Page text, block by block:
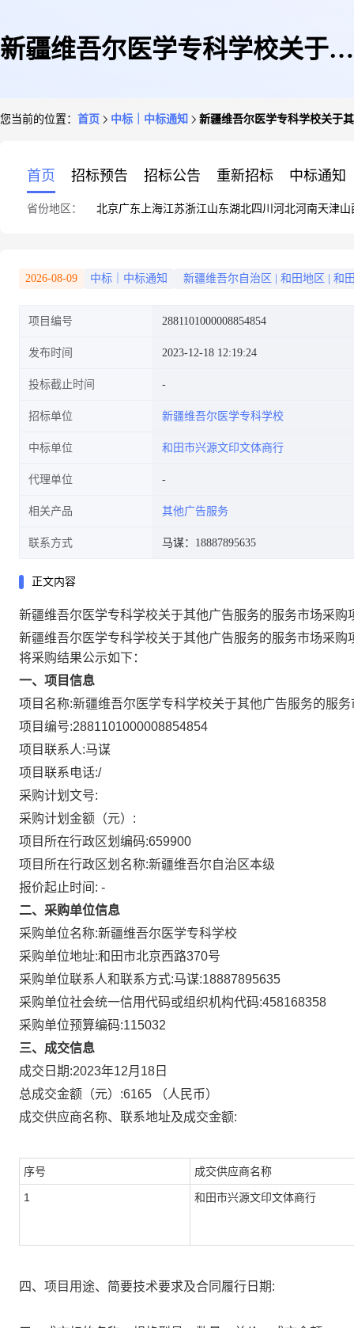
新疆维吾尔医学专科学校关于其
您当前的位置： 首页 中标｜中标通知 新疆维吾尔医学专科学校关于
首页 招标预告 招标公告 重新招标 中标通知
省份地区： 北京广东 上海江苏浙江山东湖北四川 河北河南天津山
2026-08-09 中标｜中标通知 新疆维吾尔自治区 和田地区 和
项目编号 2881101000008854854
发布时间 2023-12-18 12:19:24
投标截止时间
招标单位 新疆维吾尔医学专科学校
中标单位 和田市兴源文印文体商行
代理单位
相关产品 其他广告服务
联系方式 马谋：18887895635
正文内容
新疆维吾尔医学专科学校关于其他广告服务的服务市场采购
新疆维吾尔医学专科学校关于其他广告服务的服务市场采购
将采购结果公示如下：
一、项目信息
项目名称:新疆维吾尔医学专科学校关于其他广告服务的服
项目编号:2881101000008854854
项目联系人:马谋
项目联系电话:/
采购计划文号:
采购计划金额（元）:
项目所在行政区划编码:659900
项目所在行政区划名称:新疆维吾尔自治区本级
报价起止时间: -
二、采购单位信息
采购单位名称:新疆维吾尔医学专科学校
采购单位地址:和田市北京西路370号
采购单位联系人和联系方式:马谋:18887895635
采购单位社会统一信用代码或组织机构代码:458168358
采购单位预算编码:115032
三、成交信息
成交日期:2023年12月18日
总成交金额（元）:6165 （人民币）
成交供应商名称、联系地址及成交金额:
序号 成交供应商名称
1 和田市兴源文印文体商行
四、项目用途、简要技术要求及合同履行日期: